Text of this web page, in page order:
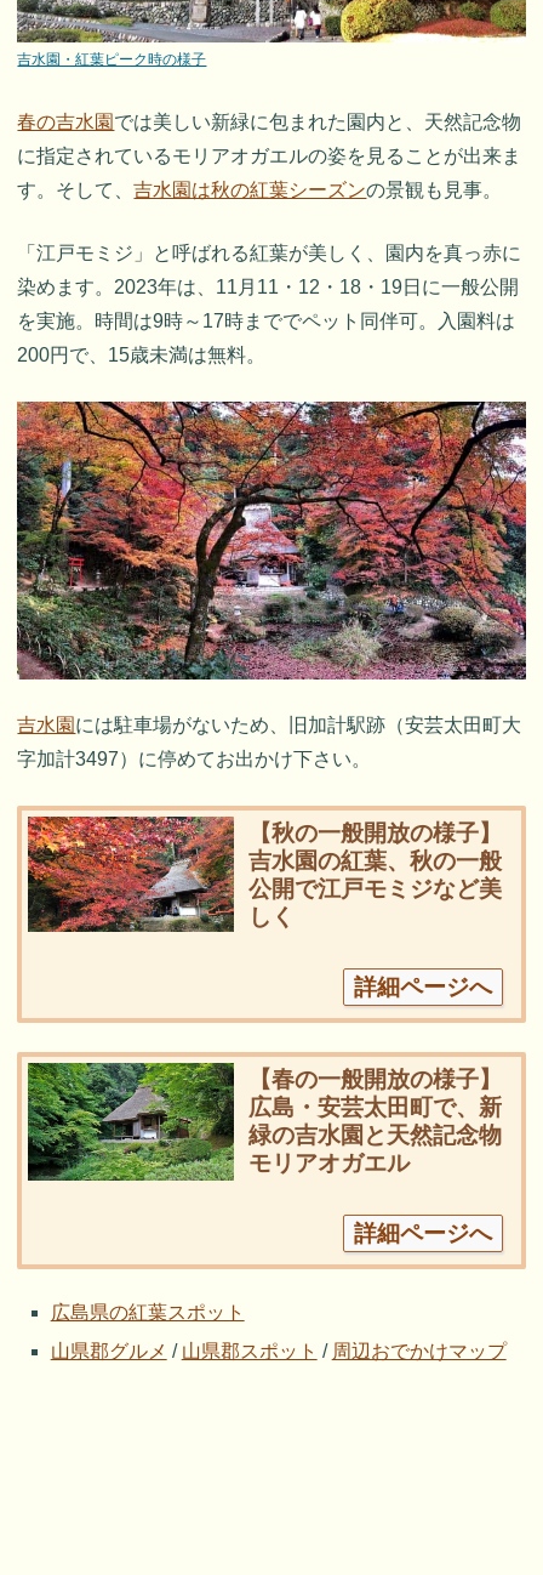
吉水園・紅葉ピーク時の様子
春の吉水園 では美しい新緑に包まれた園内と、天然記念物
に指定されているモリアオガエルの姿を見ることが出来ま
す。そして、吉水園は秋の紅葉シーズンの景観も見事。
「江戸モミジ」と呼ばれる紅葉が美しく、園内を真っ赤に
染めます。2023年は、11月11・12・18・19日に一般公開
を実施。時間は9時～17時まででペット同伴可。入園料は
200円で、15歳未満は無料。
吉水園 には駐車場がないため、旧加計駅跡（安芸太田町大
字加計3497）に停めてお出かけ下さい。
【秋の一般開放の様子】
吉水園の紅葉、秋の一般
公開で江戸モミジなど美
しく
詳細ページへ
【春の一般開放の様子】
広島・安芸太田町で、新
緑の吉水園と天然記念物
モリアオガエル
詳細ページへ
広島県の紅葉スポット
山県郡グルメ / 山県郡スポット / 周辺おでかけマップ